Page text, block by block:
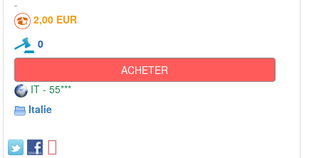
2,00 EUR
0
ACHETER
IT - 55***
Italie